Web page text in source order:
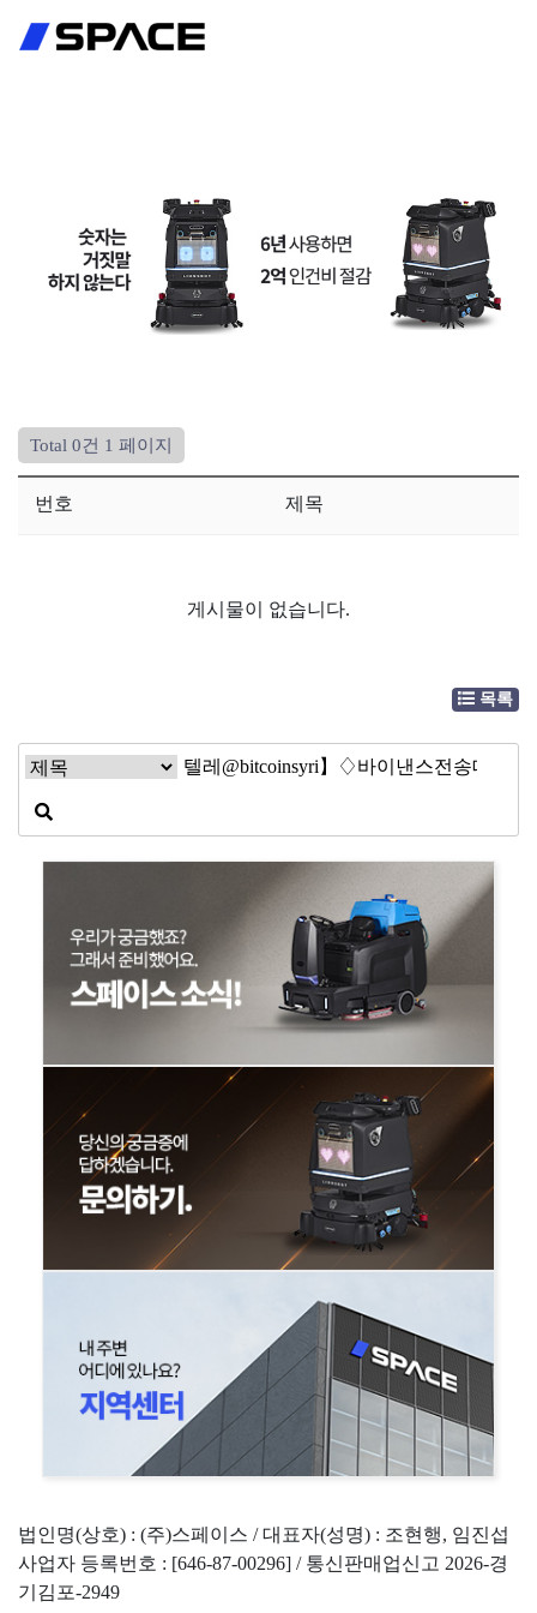
로그인
Total 0건 1 페이지
번호 제목
게시물이 없습니다.
목록
법인명(상호) : (주)스페이스 / 대표자(성명) : 조현행, 임진섭
사업자 등록번호 : [646-87-00296] / 통신판매업신고 2026-경
기김포-2949